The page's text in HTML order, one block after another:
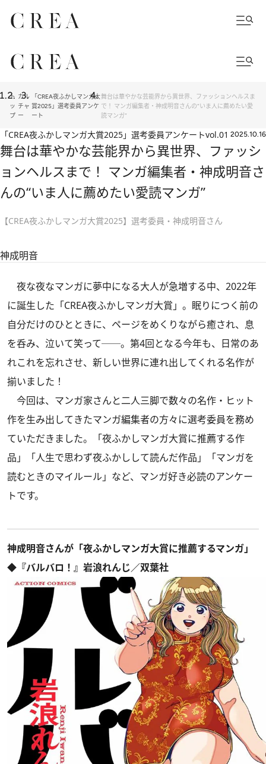
ト
ッ
プ
カル
チャ
ー
「CREA夜ふかしマンガ大
賞2025」選考委員アンケ
ート
舞台は華やかな芸能界から異世界、ファッションヘルスま
で！ マンガ編集者・神成明音さんの“いま人に薦めたい愛
読マンガ”
「CREA夜ふかしマンガ大賞2025」選考委員アンケートvol.01 2025.10.16
舞台は華やかな芸能界から異世界、ファッシ
ョンヘルスまで！ マンガ編集者・神成明音さ
んの“いま人に薦めたい愛読マンガ”
【CREA夜ふかしマンガ大賞2025】選考委員・神成明音さん
神成明音
夜な夜なマンガに夢中になる大人が急増する中、2022年
に誕生した「CREA夜ふかしマンガ大賞」。眠りにつく前の
自分だけのひとときに、ページをめくりながら癒され、息
を呑み、泣いて笑って──。第4回となる今年も、日常のあ
れこれを忘れさせ、新しい世界に連れ出してくれる名作が
揃いました！
今回は、マンガ家さんと二人三脚で数々の名作・ヒット
作を生み出してきたマンガ編集者の方々に選考委員を務め
ていただきました。「夜ふかしマンガ大賞に推薦する作
品」「人生で思わず夜ふかしして読んだ作品」「マンガを
読むときのマイルール」など、マンガ好き必読のアンケー
トです。
神成明音さんが「夜ふかしマンガ大賞に推薦するマンガ」
◆『バルバロ！』岩浪れんじ／双葉社